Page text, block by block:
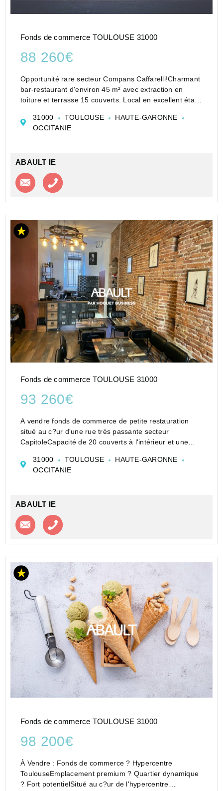
Fonds de commerce TOULOUSE 31000
88 260€
Opportunité rare secteur Compans Caffarelli!Charmant
bar-restaurant d'environ 45 m² avec extraction en
toiture et terrasse 15 couverts. Local en excellent état,
activité immédiatement.&#10004; Licen...
31000 TOULOUSE
HAUTE-GARONNE
OCCITANIE
ABAULT IE
Contacter l'agence
Fonds de commerce TOULOUSE 31000
93 260€
A vendre fonds de commerce de petite restauration
situé au c?ur d'une rue très passante secteur
CapitoleCapacité de 20 couverts à l'intérieur et une
30m² en RDC et un sous sol d'environ 2...
31000 TOULOUSE
HAUTE-GARONNE
OCCITANIE
ABAULT IE
Contacter l'agence
Fonds de commerce TOULOUSE 31000
98 200€
À Vendre : Fonds de commerce ? Hypercentre
ToulouseEmplacement premium ? Quartier dynamique
? Fort potentielSitué au c?ur de l'hypercentre